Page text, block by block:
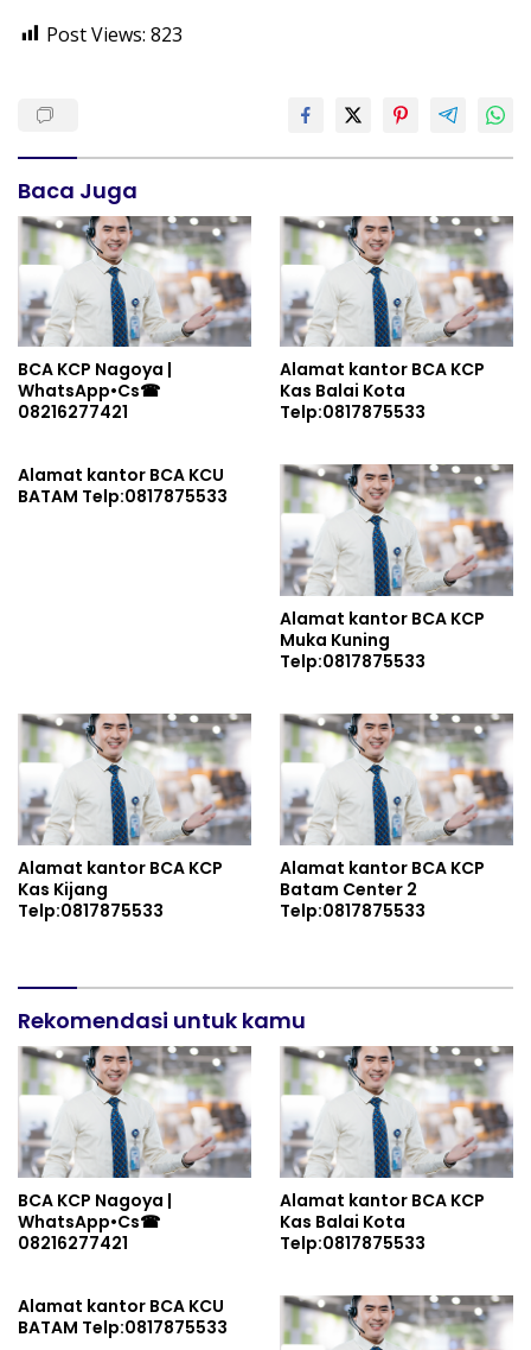
Post Views: 823
Baca Juga
BCA KCP Nagoya |
WhatsApp•Cs☎
08216277421
Alamat kantor BCA KCP
Kas Balai Kota
Telp:0817875533
Alamat kantor BCA KCU
BATAM Telp:0817875533
Alamat kantor BCA KCP
Muka Kuning
Telp:0817875533
Alamat kantor BCA KCP
Kas Kijang
Telp:0817875533
Alamat kantor BCA KCP
Batam Center 2
Telp:0817875533
Rekomendasi untuk kamu
BCA KCP Nagoya |
WhatsApp•Cs☎
08216277421
Alamat kantor BCA KCP
Kas Balai Kota
Telp:0817875533
Alamat kantor BCA KCU
BATAM Telp:0817875533